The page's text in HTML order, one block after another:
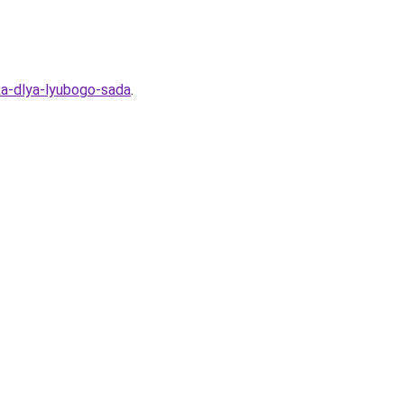
dlya-lyubogo-sada.